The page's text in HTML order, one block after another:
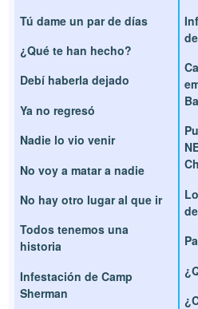
Tú dame un par de días
¿Qué te han hecho?
Debí haberla dejado
Ya no regresó
Nadie lo vio venir
No voy a matar a nadie
No hay otro lugar al que ir
Todos tenemos una
historia
Infestación de Camp
Sherman